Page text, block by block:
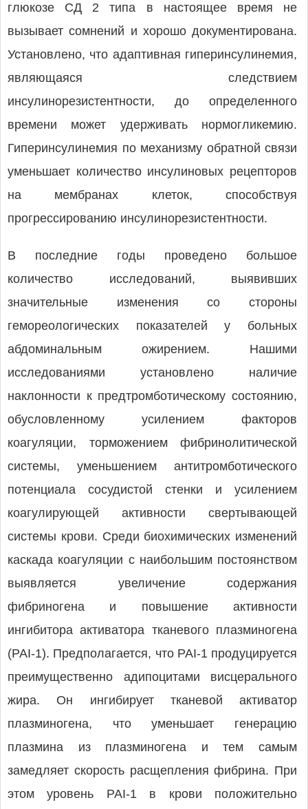
глюкозе СД 2 типа в настоящее время не
вызывает сомнений и хорошо документирована.
Установлено, что адаптивная гиперинсулинемия,
являющаяся следствием
инсулинорезистентности, до определенного
времени может удерживать нормогликемию.
Гиперинсулинемия по механизму обратной связи
уменьшает количество инсулиновых рецепторов
на мембранах клеток, способствуя
прогрессированию инсулинорезистентности.
В последние годы проведено большое
количество исследований, выявивших
значительные изменения со стороны
гемореологических показателей у больных
абдоминальным ожирением. Нашими
исследованиями установлено наличие
наклонности к предтромботическому состоянию,
обусловленному усилением факторов
коагуляции, торможением фибринолитической
системы, уменьшением антитромботического
потенциала сосудистой стенки и усилением
коагулирующей активности свертывающей
системы крови. Среди биохимических изменений
каскада коагуляции с наибольшим постоянством
выявляется увеличение содержания
фибриногена и повышение активности
ингибитора активатора тканевого плазминогена
(PAI-1). Предполагается, что PAI-1 продуцируется
преимущественно адипоцитами висцерального
жира. Он ингибирует тканевой активатор
плазминогена, что уменьшает генерацию
плазмина из плазминогена и тем самым
замедляет скорость расщепления фибрина. При
этом уровень PAI-1 в крови положительно